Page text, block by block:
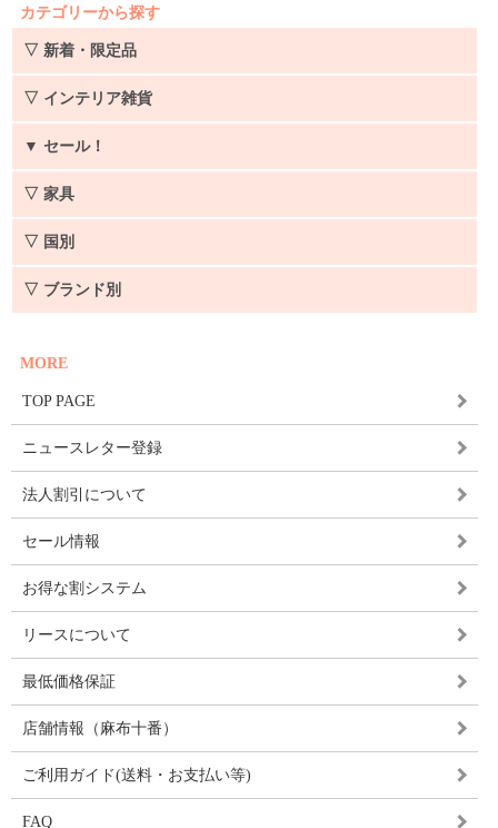
カテゴリーから探す
▽ 新着・限定品
▽ インテリア雑貨
▼ セール！
▽ 家具
▽ 国別
▽ ブランド別
MORE
TOP PAGE
ニュースレター登録
法人割引について
セール情報
お得な割システム
リースについて
最低価格保証
店舗情報（麻布十番）
ご利用ガイド(送料・お支払い等)
FAQ